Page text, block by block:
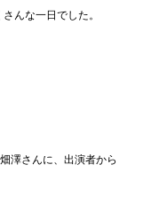
んな一日でした。
澤さんに、出演者から